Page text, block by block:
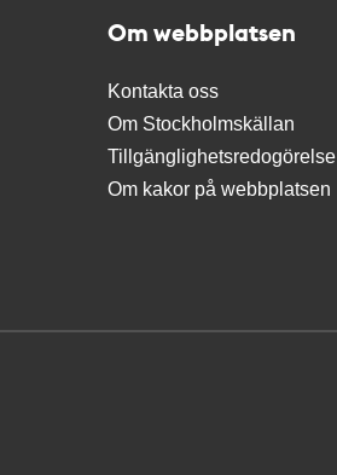
Om webbplatsen
Kontakta oss
Om Stockholmskällan
Tillgänglighetsredogörelse
Om kakor på webbplatsen